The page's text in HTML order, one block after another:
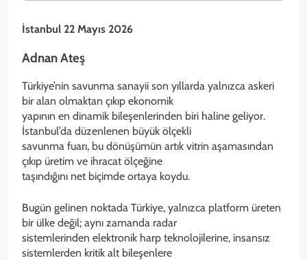
İstanbul 22 Mayıs 2026
Adnan Ateş
Türkiye’nin savunma sanayii son yıllarda yalnızca askeri
bir alan olmaktan çıkıp ekonomik
yapının en dinamik bileşenlerinden biri haline geliyor.
İstanbul’da düzenlenen büyük ölçekli
savunma fuarı, bu dönüşümün artık vitrin aşamasından
çıkıp üretim ve ihracat ölçeğine
taşındığını net biçimde ortaya koydu.
Bugün gelinen noktada Türkiye, yalnızca platform üreten
bir ülke değil; aynı zamanda radar
sistemlerinden elektronik harp teknolojilerine, insansız
sistemlerden kritik alt bileşenlere